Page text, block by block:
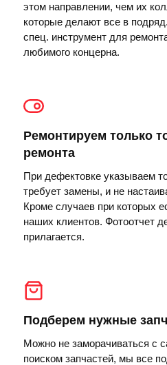
этом направлении, чем их
которые делают все в
спец. инструмент для
любимого концерна.
Ремонтируем только
ремонта
При дефектовке указываем
требует замены, и не
Кроме случаев при которых
наших клиентов. Фотоотчет
прилагается.
Подберем нужные
Можно не заморачиваться с
поиском запчастей, мы все